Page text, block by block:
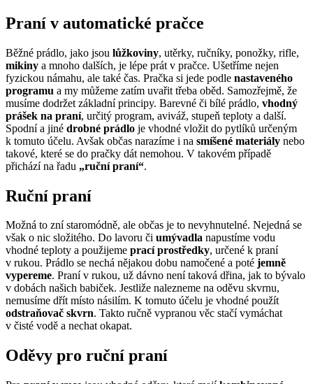
Praní v automatické pračce
Běžné prádlo, jako jsou lůžkoviny, utěrky, ručníky, ponožky, rifle,
mikiny a mnoho dalších, je lépe prát v pračce. Ušetříme nejen
fyzickou námahu, ale také čas. Pračka si jede podle nastaveného
programu a my můžeme zatím uvařit třeba oběd. Samozřejmě, že
musíme dodržet základní principy. Barevné či bílé prádlo, vhodný
prášek na praní, určitý program, aviváž, stupeň teploty a další.
Spodní a jiné drobné prádlo je vhodné vložit do pytlíků určeným
k tomuto účelu. Avšak občas narazíme i na smíšené materiály nebo
takové, které se do pračky dát nemohou. V takovém případě
přichází na řadu „ruční praní“.
Ruční praní
Možná to zní staromódně, ale občas je to nevyhnutelné. Nejedná se
však o nic složitého. Do lavoru či umývadla napustíme vodu
vhodné teploty a použijeme prací prostředky, určené k praní
v rukou. Prádlo se nechá nějakou dobu namočené a poté jemně
vypereme. Praní v rukou, už dávno není taková dřina, jak to bývalo
v dobách našich babiček. Jestliže nalezneme na oděvu skvrnu,
nemusíme dřít místo násilím. K tomuto účelu je vhodné použít
odstraňovač skvrn. Takto ručně vypranou věc stačí vymáchat
v čisté vodě a nechat okapat.
Oděvy pro ruční praní